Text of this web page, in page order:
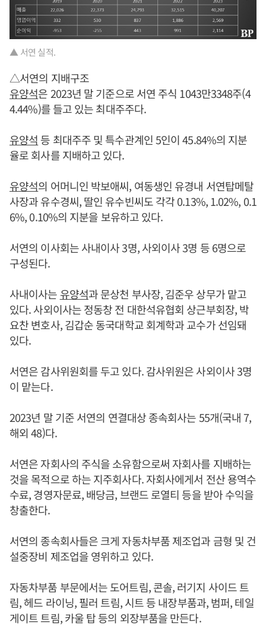
▲ 서연 실적.
△서연의 지배구조
유양석은 2023년 말 기준으로 서연 주식 1043만3348주(4
4.44%)를 들고 있는 최대주주다.
유양석 등 최대주주 및 특수관계인 5인이 45.84%의 지분
율로 회사를 지배하고 있다.
유양석의 어머니인 박보애씨, 여동생인 유경내 서연탑메탈
사장과 유수경씨, 딸인 유수빈씨도 각각 0.13%, 1.02%, 0.1
6%, 0.10%의 지분을 보유하고 있다.
서연의 이사회는 사내이사 3명, 사외이사 3명 등 6명으로
구성된다.
사내이사는 유양석과 문상천 부사장, 김준우 상무가 맡고
있다. 사외이사는 정동창 전 대한석유협회 상근부회장, 박
요찬 변호사, 김갑순 동국대학교 회계학과 교수가 선임돼
있다.
서연은 감사위원회를 두고 있다. 감사위원은 사외이사 3명
이 맡는다.
2023년 말 기준 서연의 연결대상 종속회사는 55개(국내 7,
해외 48)다.
서연은 자회사의 주식을 소유함으로써 자회사를 지배하는
것을 목적으로 하는 지주회사다. 자회사에게서 전산 용역수
수료, 경영자문료, 배당금, 브랜드 로열티 등을 받아 수익을
창출한다.
서연의 종속회사들은 크게 자동차부품 제조업과 금형 및 건
설중장비 제조업을 영위하고 있다.
자동차부품 부문에서는 도어트림, 콘솔, 러기지 사이드 트
림, 헤드 라이닝, 필러 트림, 시트 등 내장부품과, 범퍼, 테일
게이트 트림, 카울 탑 등의 외장부품을 만든다.